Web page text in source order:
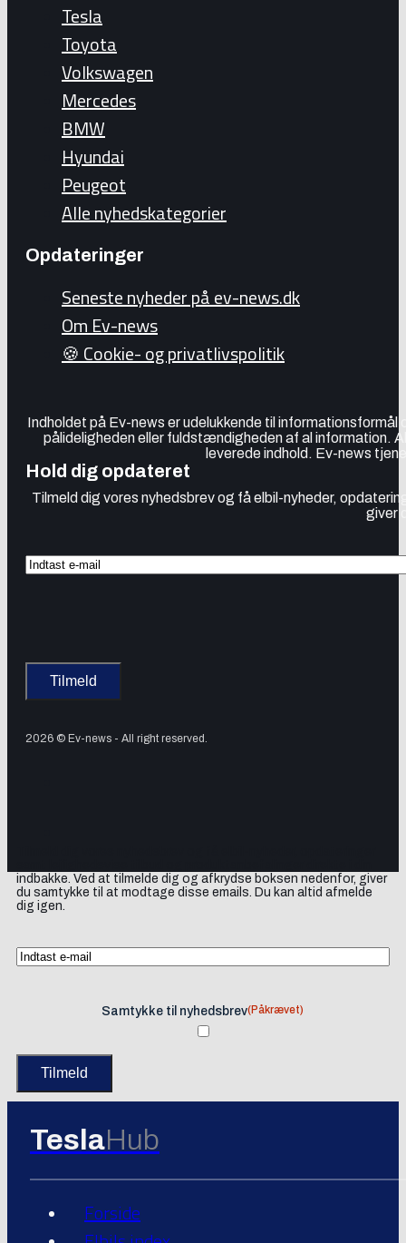
Tesla
Toyota
Volkswagen
Mercedes
BMW
Hyundai
Peugeot
Alle nyhedskategorier
Opdateringer
Seneste nyheder på ev-news.dk
Om Ev-news
🍪 Cookie- og privatlivspolitik
Indholdet på Ev-news er udelukkende til
pålideligheden eller fuldstændigheden af al information.
leverede indhold. Ev-news
Hold dig opdateret
Tilmeld dig vores nyhedsbrev og få elbil-nyheder,
giver
2026 © Ev-news - All right reserved.
indbakke. Ved at tilmelde dig og afkrydse boksen nedenfor, giver
du samtykke til at modtage disse emails. Du kan altid afmelde
dig igen.
Samtykke til nyhedsbrev(Påkrævet)
TeslaHub
Forside